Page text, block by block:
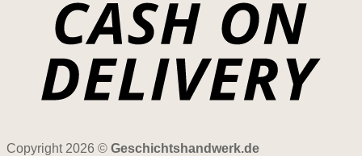
Copyright 2026 © Geschichtshandwerk.de